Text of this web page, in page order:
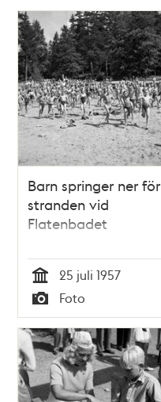
Relaterade
poster
och
teman
Barn springer ner för
stranden vid
Flatenbadet
Tid
25 juli 1957
Typ
Foto